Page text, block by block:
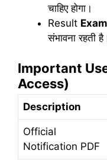
चाहिए होगा।
Result
संभावना रहती
Important
Access)
Description
Official
Notification PDF